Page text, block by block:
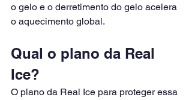
o gelo e o derretimento do gelo acelera
o aquecimento global.
Qual o plano da Real
Ice?
O plano da Real Ice para proteger essa